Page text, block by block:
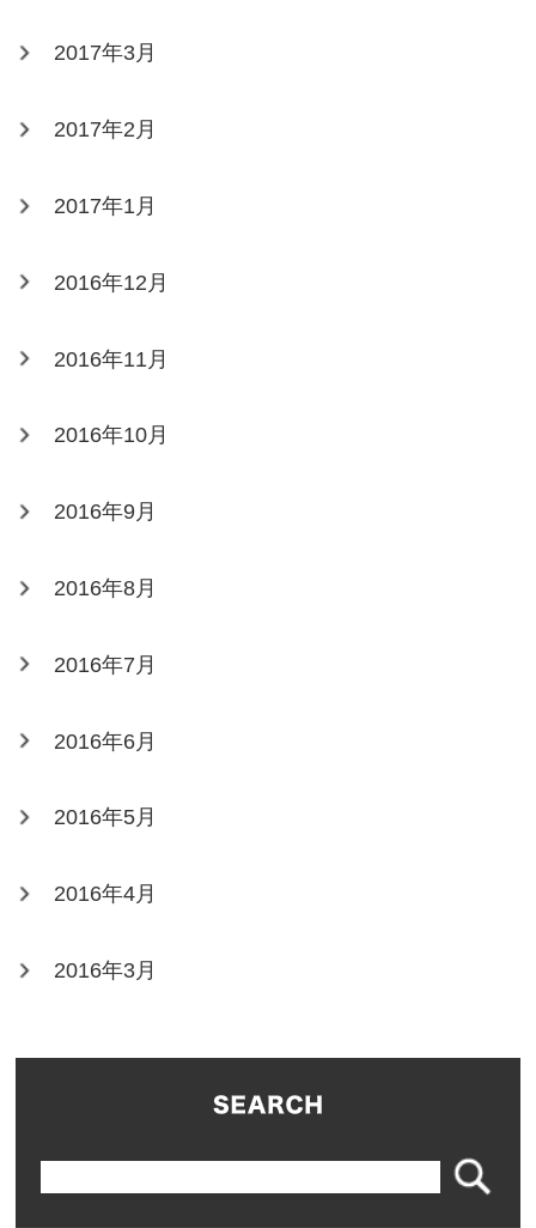
2017年3月
2017年2月
2017年1月
2016年12月
2016年11月
2016年10月
2016年9月
2016年8月
2016年7月
2016年6月
2016年5月
2016年4月
2016年3月